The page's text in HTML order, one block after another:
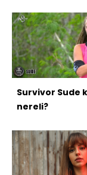
Survivor Sude
nereli?